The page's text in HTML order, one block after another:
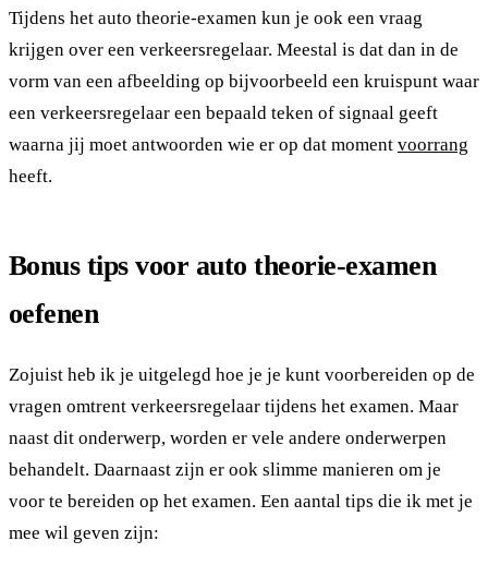
Tijdens het auto theorie-examen kun je ook een vraag
krijgen over een verkeersregelaar. Meestal is dat dan in de
vorm van een afbeelding op bijvoorbeeld een kruispunt waar
een verkeersregelaar een bepaald teken of signaal geeft
waarna jij moet antwoorden wie er op dat moment voorrang
heeft.
Bonus tips voor auto theorie-examen
oefenen
Zojuist heb ik je uitgelegd hoe je je kunt voorbereiden op de
vragen omtrent verkeersregelaar tijdens het examen. Maar
naast dit onderwerp, worden er vele andere onderwerpen
behandelt. Daarnaast zijn er ook slimme manieren om je
voor te bereiden op het examen. Een aantal tips die ik met je
mee wil geven zijn: